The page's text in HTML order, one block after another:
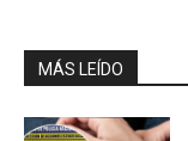
MÁS LEÍDO